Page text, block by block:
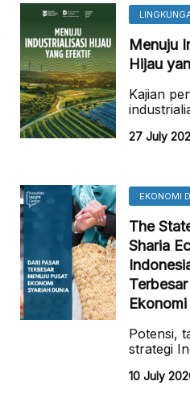
Menuju
Hijau
Kajian
27 July
EKONOMI
The
Sharia
Potensi,
strategi
10 July